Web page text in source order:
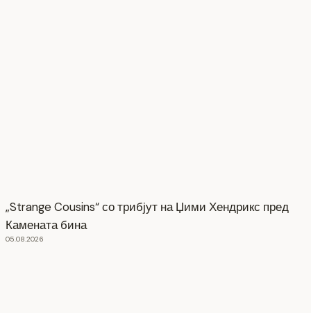
„Strange Cousins“ со трибјут на Џими Хендрикс пред
Камената бина
05.08.2026